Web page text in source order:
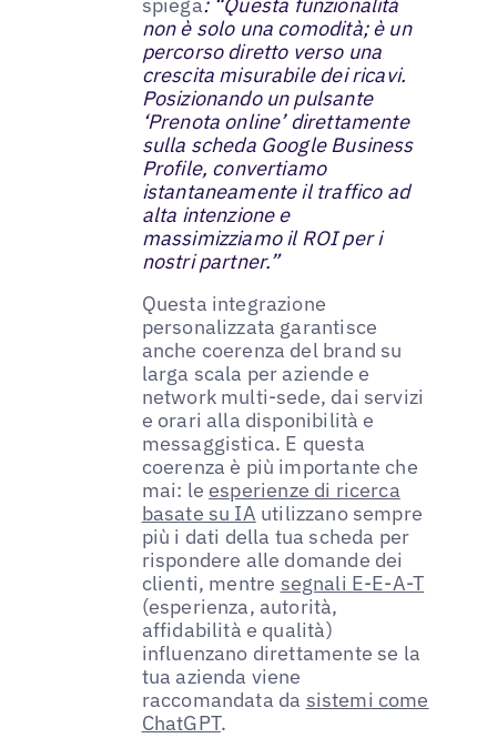
spiega: “Questa funzionalità
non è solo una comodità; è un
percorso diretto verso una
crescita misurabile dei ricavi.
Posizionando un pulsante
‘Prenota online’ direttamente
sulla scheda Google Business
Profile, convertiamo
istantaneamente il traffico ad
alta intenzione e
massimizziamo il ROI per i
nostri partner.”
Questa integrazione
personalizzata garantisce
anche coerenza del brand su
larga scala per aziende e
network multi-sede, dai servizi
e orari alla disponibilità e
messaggistica. E questa
coerenza è più importante che
mai: le esperienze di ricerca
basate su IA utilizzano sempre
più i dati della tua scheda per
rispondere alle domande dei
clienti, mentre segnali E-E-A-T
(esperienza, autorità,
affidabilità e qualità)
influenzano direttamente se la
tua azienda viene
raccomandata da sistemi come
ChatGPT.